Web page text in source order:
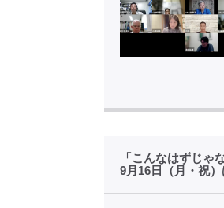
「こんなはずじ
9月16日（月・祝